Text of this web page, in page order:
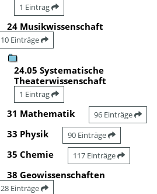
1 Eintrag
24 Musikwissenschaft
10 Einträge
24.05 Systematische
Theaterwissenschaft
1 Eintrag
31 Mathematik 96 Einträge
33 Physik 90 Einträge
35 Chemie 117 Einträge
38 Geowissenschaften
28 Einträge